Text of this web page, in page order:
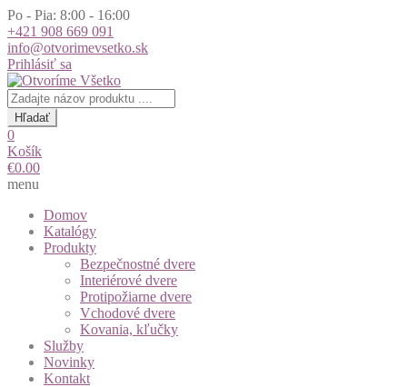
Po - Pia: 8:00 - 16:00
+421 908 669 091
info@otvorimevsetko.sk
Prihlásiť sa
Products
search
Hľadať
0
Košík
€0.00
menu
Domov
Katalógy
Produkty
Bezpečnostné dvere
Interiérové dvere
Protipožiarne dvere
Vchodové dvere
Kovania, kľučky
Služby
Novinky
Kontakt